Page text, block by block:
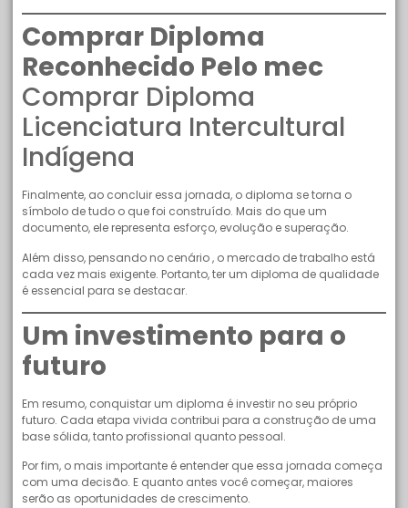
Comprar Diploma
Reconhecido Pelo mec
Comprar Diploma
Licenciatura Intercultural
Indígena
Finalmente, ao concluir essa jornada, o diploma se torna o
símbolo de tudo o que foi construído. Mais do que um
documento, ele representa esforço, evolução e superação.
Além disso, pensando no cenário , o mercado de trabalho está
cada vez mais exigente. Portanto, ter um diploma de qualidade
é essencial para se destacar.
Um investimento para o
futuro
Em resumo, conquistar um diploma é investir no seu próprio
futuro. Cada etapa vivida contribui para a construção de uma
base sólida, tanto profissional quanto pessoal.
Por fim, o mais importante é entender que essa jornada começa
com uma decisão. E quanto antes você começar, maiores
serão as oportunidades de crescimento.